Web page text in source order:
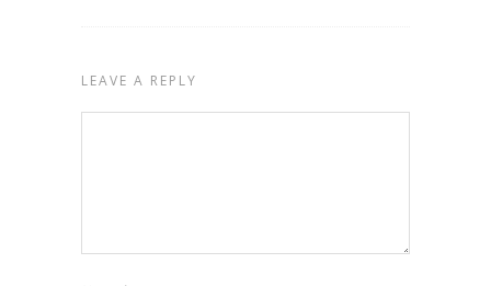
LEAVE A REPLY